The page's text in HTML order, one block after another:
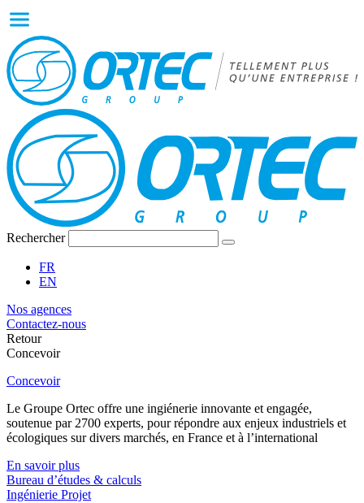
Rechercher
FR
EN
Nos agences
Contactez-nous
Retour
Concevoir
Concevoir
Le Groupe Ortec offre une ingiénerie innovante et engagée,
soutenue par 2700 experts, pour répondre aux enjeux industriels et
écologiques sur divers marchés, en France et à l’international
En savoir plus
Bureau d’études & calculs
Ingénierie Projet